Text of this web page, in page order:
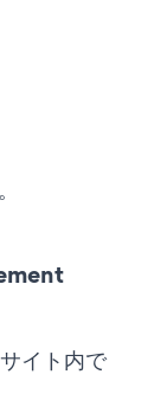
。
サイト内で